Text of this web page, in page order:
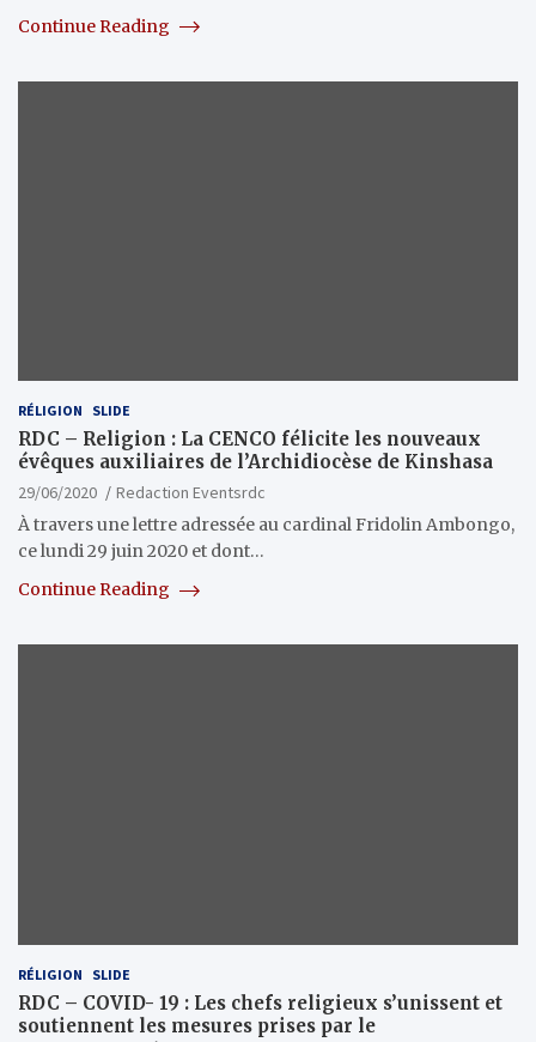
Continue Reading
RÉLIGION SLIDE
RDC – Religion : La CENCO félicite les nouveaux
évêques auxiliaires de l’Archidiocèse de Kinshasa
29/06/2020
Redaction Eventsrdc
À travers une lettre adressée au cardinal Fridolin Ambongo,
ce lundi 29 juin 2020 et dont…
Continue Reading
RÉLIGION SLIDE
RDC – COVID- 19 : Les chefs religieux s’unissent et
soutiennent les mesures prises par le